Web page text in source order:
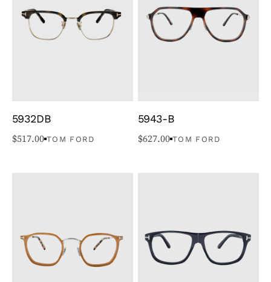
5932DB
$517.00 TOM FORD
5943-B
$627.00 TOM FORD